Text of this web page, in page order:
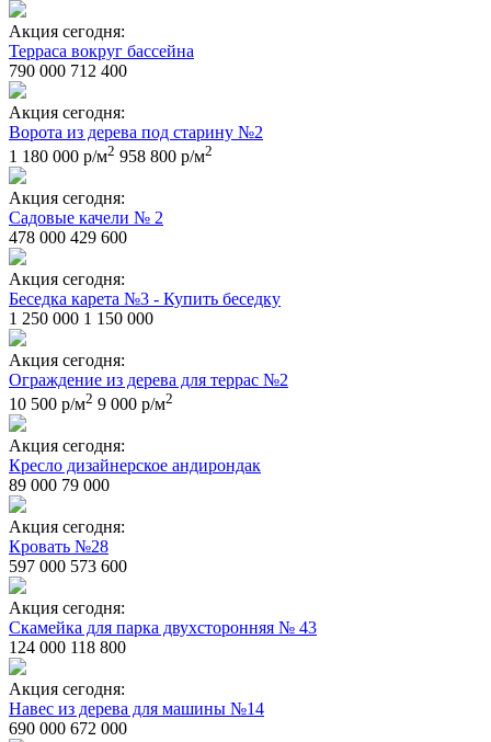
Акция сегодня:
Терраса вокруг бассейна
790 000 712 400
Акция сегодня:
Ворота из дерева под старину №2
1 180 000 р/м2 958 800 р/м2
Акция сегодня:
Садовые качели № 2
478 000 429 600
Акция сегодня:
Беседка карета №3 - Купить беседку
1 250 000 1 150 000
Акция сегодня:
Ограждение из дерева для террас №2
10 500 р/м2 9 000 р/м2
Акция сегодня:
Кресло дизайнерское андирондак
89 000 79 000
Акция сегодня:
Кровать №28
597 000 573 600
Акция сегодня:
Скамейка для парка двухсторонняя № 43
124 000 118 800
Акция сегодня:
Навес из дерева для машины №14
690 000 672 000